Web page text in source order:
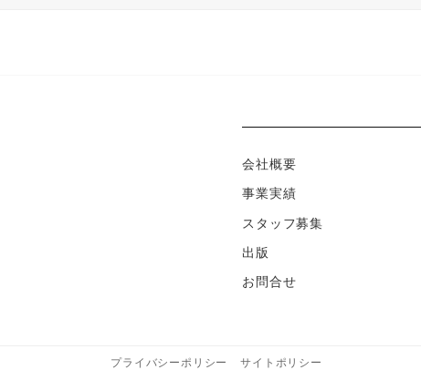
会社概要
事業実績
スタッフ募集
出版
お問合せ
プライバシーポリシー サイトポリシー